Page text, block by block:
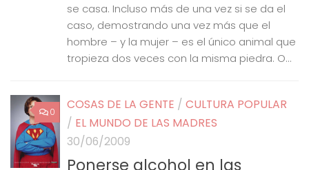
se casa. Incluso más de una vez si se da el
caso, demostrando una vez más que el
hombre – y la mujer – es el único animal que
tropieza dos veces con la misma piedra. O...
0 COSAS DE LA GENTE / CULTURA POPULAR
/ EL MUNDO DE LAS MADRES
30/06/2009
Ponerse alcohol en las